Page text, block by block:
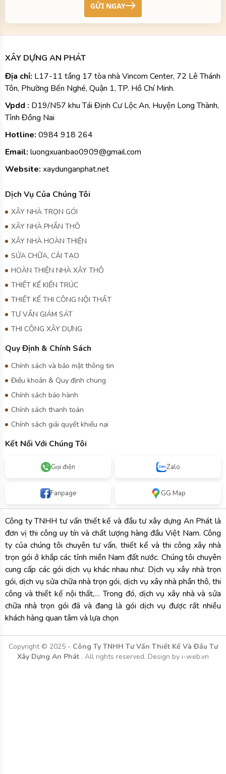
GỬI NGAY
XÂY DỰNG AN PHÁT
Địa chỉ: L17-11 tầng 17 tòa nhà Vincom Center, 72 Lê Thánh
Tôn, Phường Bến Nghé, Quận 1, TP. Hồ Chí Minh.
Vpdd : D19/N57 khu Tái Định Cư Lộc An, Huyện Long Thành,
Tỉnh Đồng Nai
Hotline: 0984 918 264
Email: luongxuanbao0909@gmail.com
Website: xaydunganphat.net
Dịch Vụ Của Chúng Tôi
XÂY NHÀ TRỌN GÓI
XÂY NHÀ PHẦN THÔ
XÂY NHÀ HOÀN THIỆN
SỬA CHỮA, CẢI TẠO
HOÀN THIỆN NHÀ XÂY THÔ
THIẾT KẾ KIẾN TRÚC
THIẾT KẾ THI CÔNG NỘI THẤT
TƯ VẤN GIÁM SÁT
THI CÔNG XÂY DỰNG
Quy Định & Chính Sách
Chính sách và bảo mật thông tin
Điều khoản & Quy định chung
Chính sách bảo hành
Chính sách thanh toán
Chính sách giải quyết khiếu nại
Kết Nối Với Chúng Tôi
Gọi điện Zalo
Fanpage GG Map
Công ty TNHH tư vấn thiết kế và đầu tư xây dựng An Phát là
đơn vị thi công uy tín và chất lượng hàng đầu Việt Nam. Công
ty của chúng tôi chuyên tư vấn, thiết kế và thi công xây nhà
trọn gói ở khắp các tỉnh miền Nam đất nước. Chúng tôi chuyên
cung cấp các gói dịch vụ khác nhau như: Dịch vụ xây nhà trọn
gói, dịch vụ sửa chữa nhà trọn gói, dịch vụ xây nhà phần thô, thi
công và thiết kế nội thất,… Trong đó, dịch vụ xây nhà và sửa
chữa nhà trọn gói đã và đang là gói dịch vụ được rất nhiều
khách hàng quan tâm và lựa chọn
Copyright © 2025 - Công Ty TNHH Tư Vấn Thiết Kế Và Đầu Tư
Xây Dựng An Phát . All rights reserved. Design by i-web.vn